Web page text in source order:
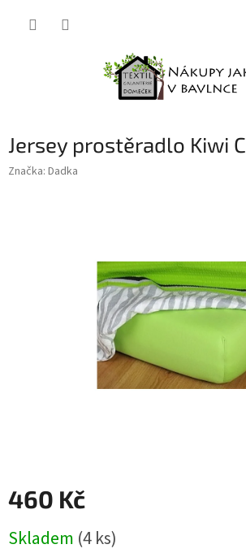
Jersey prostěradlo Kiwi C
Značka: Dadka
460 Kč
cena:
Skladem (4 ks)